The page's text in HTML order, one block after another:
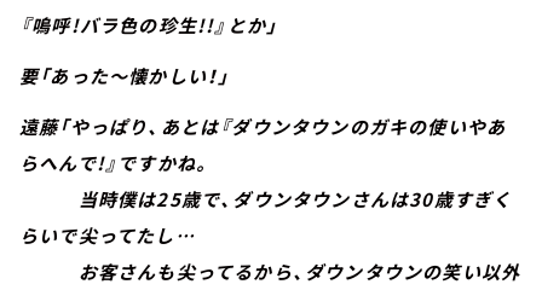
『嗚呼!バラ色の珍生!!』とか」
要「あった～懐かしい！」
遠藤「やっぱり、あとは『ダウンタウンのガキの使いやあ
らへんで!』ですかね。
当時僕は25歳で、ダウンタウンさんは30歳すぎく
らいで尖ってたし…
お客さんも尖ってるから、ダウンタウンの笑い以外